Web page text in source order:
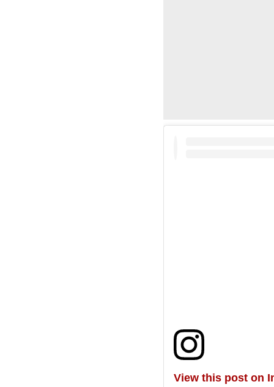
View this post on